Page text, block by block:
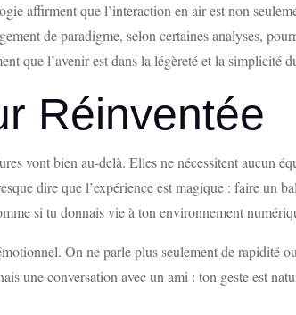
affirment que l’interaction en air est non
de paradigme, selon certaines analyses,
que l’avenir est dans la légèreté et la simplicité
Réinventée
vont bien au-delà. Elles ne nécessitent aucun
dire que l’expérience est magique : faire un
si tu donnais vie à ton environnement
On ne parle plus seulement de rapidité
une conversation avec un ami : ton geste est